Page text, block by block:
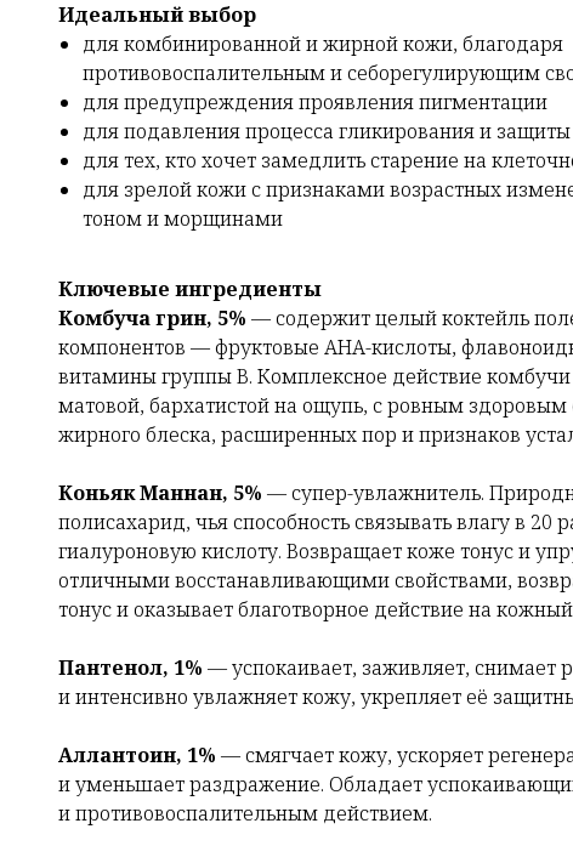
Идеальный выбор
для комбинированной и жирной кожи, благодаря
противовоспалительным и себорегулирующим
для предупреждения проявления пигментации
для подавления процесса гликирования и
для тех, кто хочет замедлить старение на
для зрелой кожи с признаками возрастных
тоном и морщинами
Ключевые ингредиенты
Комбуча грин, 5% —содержит целый коктейль
компонентов — фруктовые АНА-кислоты,
витамины группы В. Комплексное действие
матовой, бархатистой на ощупь, с ровным
жирного блеска, расширенных пор и признаков
Коньяк Маннан, 5% —супер-увлажнитель.
полисахарид, чья способность связывать влагу в 20
гиалуроновую кислоту. Возвращает коже тонус и
отличными восстанавливающими свойствами,
тонус и оказывает благотворное действие на
Пантенол, 1% —успокаивает, заживляет, снимает
и интенсивно увлажняет кожу, укрепляет её
Аллантоин, 1% —смягчает кожу, ускоряет
и уменьшает раздражение. Обладает
и противовоспалительным действием.